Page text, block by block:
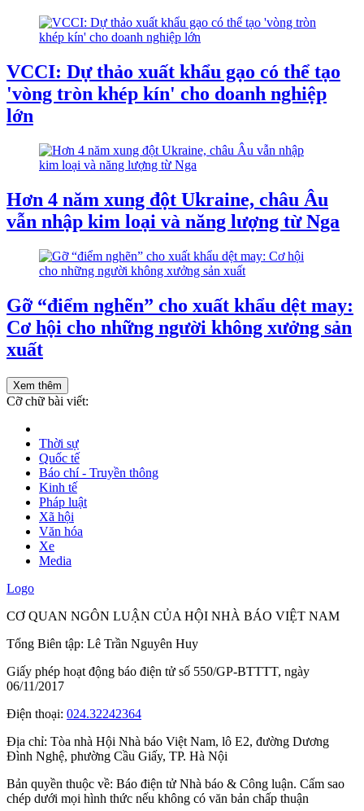
VCCI: Dự thảo xuất khẩu gạo có thể tạo
'vòng tròn khép kín' cho doanh nghiệp
lớn
Hơn 4 năm xung đột Ukraine, châu Âu
vẫn nhập kim loại và năng lượng từ Nga
Gỡ “điểm nghẽn” cho xuất khẩu dệt may:
Cơ hội cho những người không xưởng sản
xuất
Xem thêm
Cỡ chữ bài viết:
Thời sự
Quốc tế
Báo chí - Truyền thông
Kinh tế
Pháp luật
Xã hội
Văn hóa
Xe
Media
Logo
CƠ QUAN NGÔN LUẬN CỦA HỘI NHÀ BÁO VIỆT NAM
Tổng Biên tập: Lê Trần Nguyên Huy
Giấy phép hoạt động báo điện tử số 550/GP-BTTTT, ngày
06/11/2017
Điện thoại: 024.32242364
Địa chỉ: Tòa nhà Hội Nhà báo Việt Nam, lô E2, đường Dương
Đình Nghệ, phường Cầu Giấy, TP. Hà Nội
Bản quyền thuộc về: Báo điện tử Nhà báo & Công luận. Cấm sao
chép dưới mọi hình thức nếu không có văn bản chấp thuận